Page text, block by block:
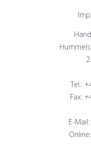
Tel.:
Fax:
E-